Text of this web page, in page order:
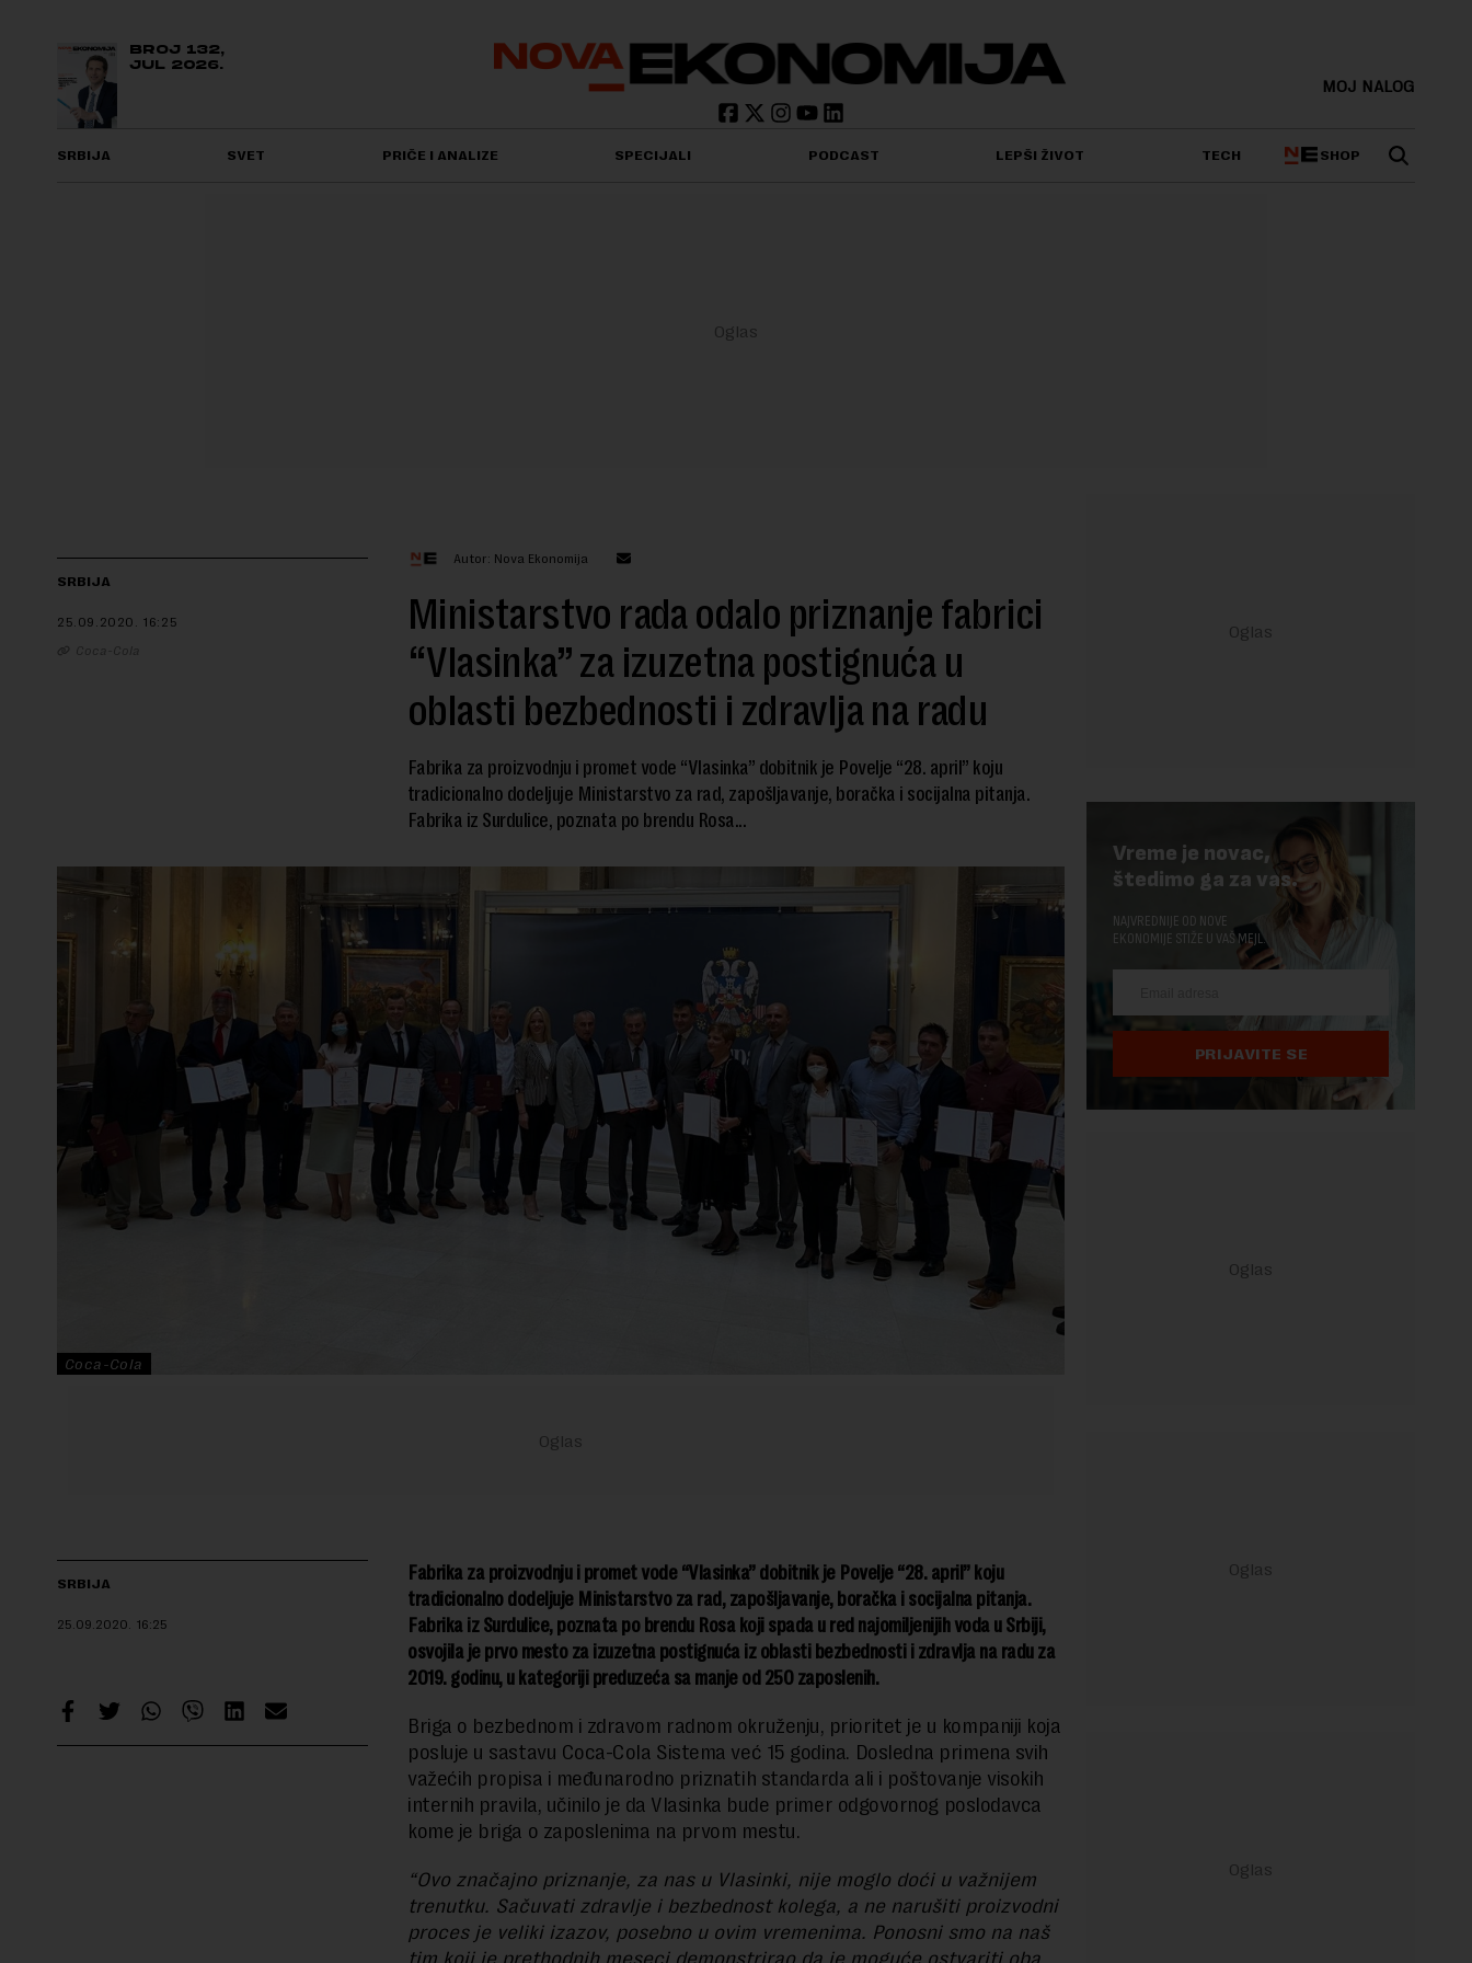
BROJ 132,
JUL 2026.
MOJ NALOG
SRBIJA SVET PRIČE I ANALIZE SPECIJALI PODCAST LEPŠI ŽIVOT TECH SHOP
SRBIJA
25.09.2020. 16:25
Coca-Cola
Autor: Nova Ekonomija
Ministarstvo rada odalo priznanje fabrici
“Vlasinka” za izuzetna postignuća u
oblasti bezbednosti i zdravlja na radu
Fabrika za proizvodnju i promet vode “Vlasinka” dobitnik je Povelje “28. april” koju
tradicionalno dodeljuje Ministarstvo za rad, zapošljavanje, boračka i socijalna pitanja.
Fabrika iz Surdulice, poznata po brendu Rosa...
Coca-Cola
SRBIJA
25.09.2020. 16:25
Fabrika za proizvodnju i promet vode “Vlasinka” dobitnik je Povelje “28. april” koju
tradicionalno dodeljuje Ministarstvo za rad, zapošljavanje, boračka i socijalna pitanja.
Fabrika iz Surdulice, poznata po brendu Rosa koji spada u red najomiljenijih voda u Srbiji,
osvojila je prvo mesto za izuzetna postignuća iz oblasti bezbednosti i zdravlja na radu za
2019. godinu, u kategoriji preduzeća sa manje od 250 zaposlenih.
Briga o bezbednom i zdravom radnom okruženju, prioritet je u kompaniji koja
posluje u sastavu Coca-Cola Sistema već 15 godina. Dosledna primena svih
važećih propisa i međunarodno priznatih standarda ali i poštovanje visokih
internih pravila, učinilo je da Vlasinka bude primer odgovornog poslodavca
kome je briga o zaposlenima na prvom mestu.
“Ovo značajno priznanje, za nas u Vlasinki, nije moglo doći u važnijem
trenutku. Sačuvati zdravlje i bezbednost kolega, a ne narušiti proizvodni
proces je veliki izazov, posebno u ovim vremenima. Ponosni smo na naš
Vreme je novac,
štedimo ga za vas.
NAJVREDNIJE OD NOVE
EKONOMIJE STIŽE U VAŠ MEJL.
PRIJAVITE SE